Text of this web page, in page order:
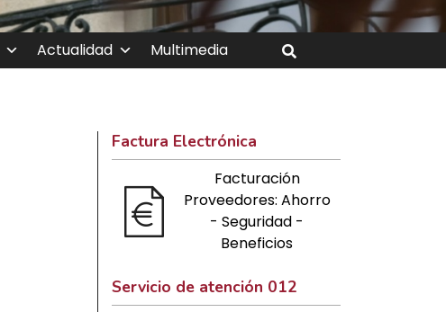
Actualidad
Multimedia
Buscar
Factura Electrónica
Facturación
Proveedores: Ahorro
- Seguridad -
Beneficios
Servicio de atención 012